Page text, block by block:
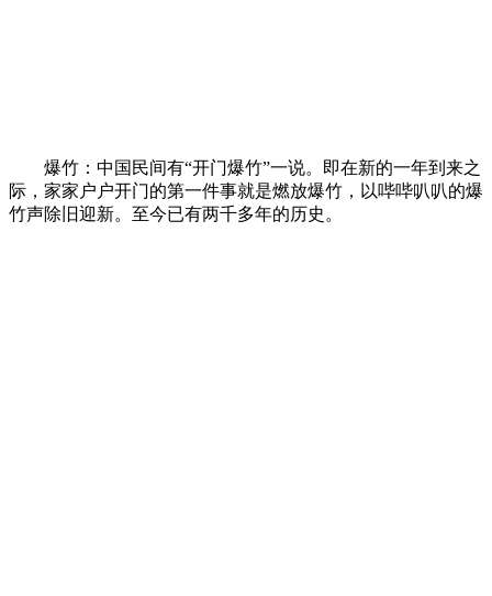
爆竹：中国民间有“开门爆竹”一说。即在新的一年到来之
际，家家户户开门的第一件事就是燃放爆竹，以哔哔叭叭的爆
竹声除旧迎新。至今已有两千多年的历史。